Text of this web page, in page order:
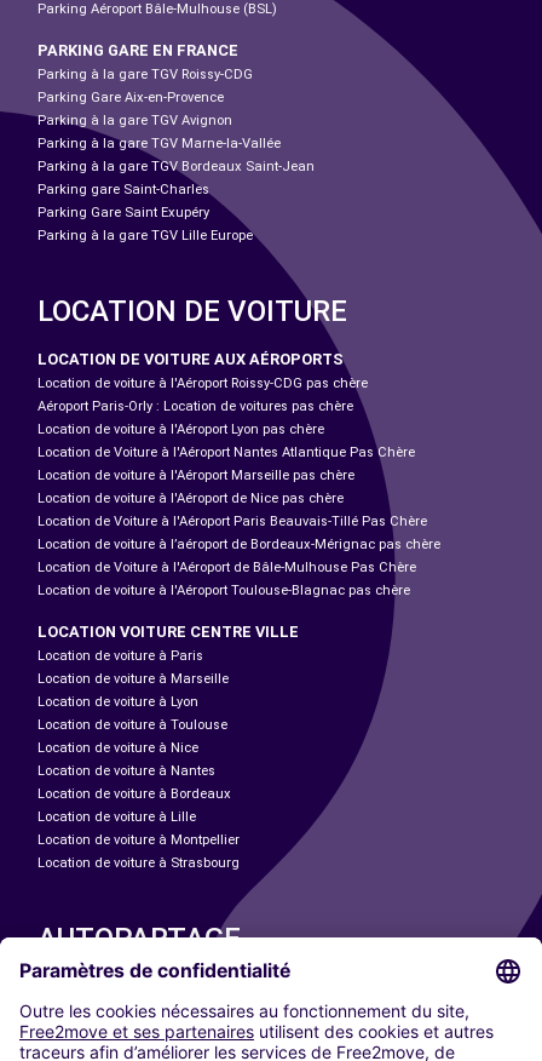
Parking Aéroport Bâle-Mulhouse (BSL)
PARKING GARE EN FRANCE
Parking à la gare TGV Roissy-CDG
Parking Gare Aix-en-Provence
Parking à la gare TGV Avignon
Parking à la gare TGV Marne-la-Vallée
Parking à la gare TGV Bordeaux Saint-Jean
Parking gare Saint-Charles
Parking Gare Saint Exupéry
Parking à la gare TGV Lille Europe
LOCATION DE VOITURE
LOCATION DE VOITURE AUX AÉROPORTS
Location de voiture à l'Aéroport Roissy-CDG pas chère
Aéroport Paris-Orly : Location de voitures pas chère
Location de voiture à l'Aéroport Lyon pas chère
Location de Voiture à l'Aéroport Nantes Atlantique Pas Chère
Location de voiture à l'Aéroport Marseille pas chère
Location de voiture à l'Aéroport de Nice pas chère
Location de Voiture à l'Aéroport Paris Beauvais-Tillé Pas Chère
Location de voiture à l’aéroport de Bordeaux-Mérignac pas chère
Location de Voiture à l'Aéroport de Bâle-Mulhouse Pas Chère
Location de voiture à l'Aéroport Toulouse-Blagnac pas chère
LOCATION VOITURE CENTRE VILLE
Location de voiture à Paris
Location de voiture à Marseille
Location de voiture à Lyon
Location de voiture à Toulouse
Location de voiture à Nice
Location de voiture à Nantes
Location de voiture à Bordeaux
Location de voiture à Lille
Location de voiture à Montpellier
Location de voiture à Strasbourg
AUTOPARTAGE
Paris
Madrid
Washington DC